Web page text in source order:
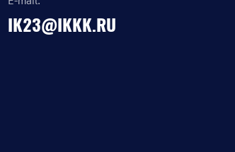
IK23@IKKK.RU